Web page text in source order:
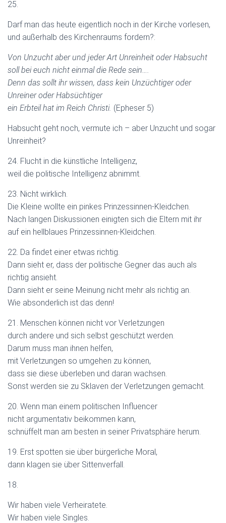
25.
Darf man das heute eigentlich noch in der Kirche vorlesen,
und außerhalb des Kirchenraums fordern?:
Von Unzucht aber und jeder Art Unreinheit oder Habsucht
soll bei euch nicht einmal die Rede sein….
Denn das sollt ihr wissen, dass kein Unzüchtiger oder
Unreiner oder Habsüchtiger
ein Erbteil hat im Reich Christi. (Epheser 5)
Habsucht geht noch, vermute ich – aber Unzucht und sogar
Unreinheit?
24. Flucht in die künstliche Intelligenz,
weil die politische Intelligenz abnimmt.
23. Nicht wirklich.
Die Kleine wollte ein pinkes Prinzessinnen-Kleidchen.
Nach langen Diskussionen einigten sich die Eltern mit ihr
auf ein hellblaues Prinzessinnen-Kleidchen.
22. Da findet einer etwas richtig.
Dann sieht er, dass der politische Gegner das auch als
richtig ansieht.
Dann sieht er seine Meinung nicht mehr als richtig an.
Wie absonderlich ist das denn!
21. Menschen können nicht vor Verletzungen
durch andere und sich selbst geschützt werden.
Darum muss man ihnen helfen,
mit Verletzungen so umgehen zu können,
dass sie diese überleben und daran wachsen.
Sonst werden sie zu Sklaven der Verletzungen gemacht.
20. Wenn man einem politischen Influencer
nicht argumentativ beikommen kann,
schnüffelt man am besten in seiner Privatsphäre herum.
19. Erst spotten sie über bürgerliche Moral,
dann klagen sie über Sittenverfall.
18.
Wir haben viele Verheiratete.
Wir haben viele Singles.